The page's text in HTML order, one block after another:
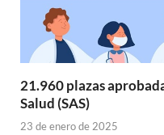
21.960 plazas
Salud (SAS)
23 de enero de 2025